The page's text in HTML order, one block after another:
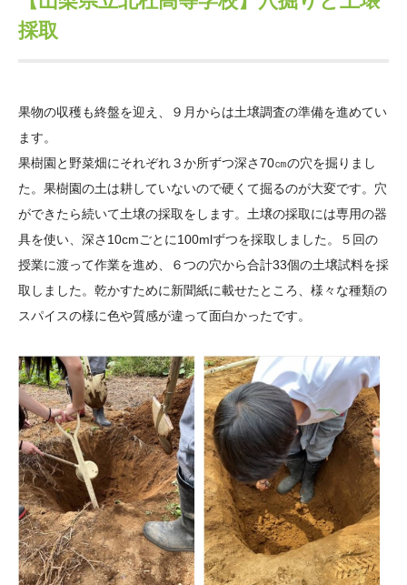
役員・評議員 公開情報
年報一覧 中谷財団レポート
大学院生奨学金
国際学生交流プログラ
科学教育振興助成・
次世代理系人材育成プ
ログラム助成
その他情報
アクセス
サイトマップ 中谷財団アーカイブ
採取
果物の収穫も終盤を迎え、９月からは土壌調査の準備を進めてい
ます。
果樹園と野菜畑にそれぞれ３か所ずつ深さ70㎝の穴を掘りまし
た。果樹園の土は耕していないので硬くて掘るのが大変です。穴
ができたら続いて土壌の採取をします。土壌の採取には専用の器
具を使い、深さ10cmごとに100mlずつを採取しました。５回の
授業に渡って作業を進め、６つの穴から合計33個の土壌試料を採
取しました。乾かすために新聞紙に載せたところ、様々な種類の
スパイスの様に色や質感が違って面白かったです。